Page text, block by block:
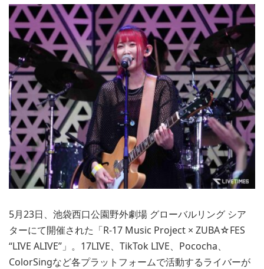
5月23日、池袋西口公園野外劇場 グローバルリング シア
ターにて開催された「R-17 Music Project × ZUBA☆FES
“LIVE ALIVE”」。17LIVE、TikTok LIVE、Pococha、
ColorSingなど各プラットフォームで活動するライバーが